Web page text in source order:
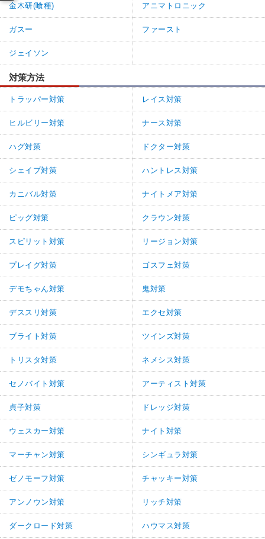
金木研(喰種) アニマトロニック
ガスー ファースト
ジェイソン
対策方法
トラッパー対策 レイス対策
ヒルビリー対策 ナース対策
ハグ対策 ドクター対策
シェイプ対策 ハントレス対策
カニバル対策 ナイトメア対策
ピッグ対策 クラウン対策
スピリット対策 リージョン対策
プレイグ対策 ゴスフェ対策
デモちゃん対策 鬼対策
デススリ対策 エクセ対策
ブライト対策 ツインズ対策
トリスタ対策 ネメシス対策
セノバイト対策 アーティスト対策
貞子対策 ドレッジ対策
ウェスカー対策 ナイト対策
マーチャン対策 シンギュラ対策
ゼノモーフ対策 チャッキー対策
アンノウン対策 リッチ対策
ダークロード対策 ハウマス対策